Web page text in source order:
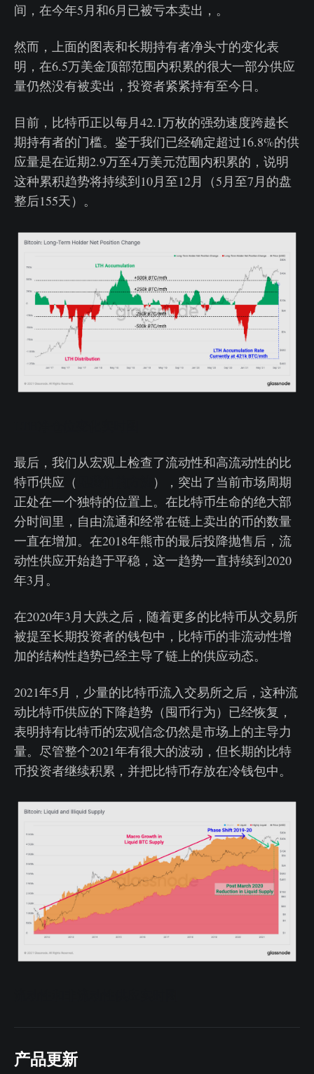
间，在今年5月和6月已被亏本卖出，。
然而，上面的图表和长期持有者净头寸的变化表
明，在6.5万美金顶部范围内积累的很大一部分供应
量仍然没有被卖出，投资者紧紧持有至今日。
目前，比特币正以每月42.1万枚的强劲速度跨越长
期持有者的门槛。鉴于我们已经确定超过16.8%的供
应量是在近期2.9万至4万美元范围内积累的，说明
这种累积趋势将持续到10月至12月（5月至7月的盘
整后155天）。
最后，我们从宏观上检查了流动性和高流动性的比
特币供应（
），突出了当前市场周期
正处在一个独特的位置上。在比特币生命的绝大部
分时间里，自由流通和经常在链上卖出的币的数量
一直在增加。在2018年熊市的最后投降抛售后，流
动性供应开始趋于平稳，这一趋势一直持续到2020
年3月。
在2020年3月大跌之后，随着更多的比特币从交易所
被提至长期投资者的钱包中，比特币的非流动性增
加的结构性趋势已经主导了链上的供应动态。
2021年5月，少量的比特币流入交易所之后，这种流
动比特币供应的下降趋势（囤币行为）已经恢复，
表明持有比特币的宏观信念仍然是市场上的主导力
量。尽管整个2021年有很大的波动，但长期的比特
币投资者继续积累，并把比特币存放在冷钱包中。
产品更新